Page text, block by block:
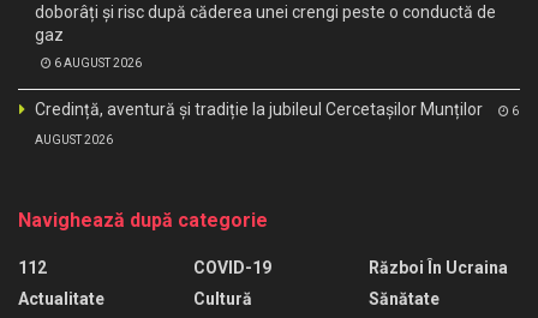
doborâți și risc după căderea unei crengi peste o conductă de
gaz
6 AUGUST 2026
Credință, aventură și tradiție la jubileul Cercetașilor Munților 6
AUGUST 2026
Navighează după categorie
112
Actualitate
COVID-19
Cultură
Război În Ucraina
Sănătate